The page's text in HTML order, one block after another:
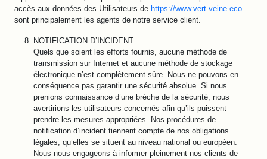
accès aux données des Utilisateurs de https://www.vert-veine.eco
sont principalement les agents de notre service client.
NOTIFICATION D’INCIDENT
Quels que soient les efforts fournis, aucune méthode de
transmission sur Internet et aucune méthode de stockage
électronique n’est complètement sûre. Nous ne pouvons en
conséquence pas garantir une sécurité absolue. Si nous
prenions connaissance d’une brèche de la sécurité, nous
avertirions les utilisateurs concernés afin qu’ils puissent
prendre les mesures appropriées. Nos procédures de
notification d’incident tiennent compte de nos obligations
légales, qu’elles se situent au niveau national ou européen.
Nous nous engageons à informer pleinement nos clients de